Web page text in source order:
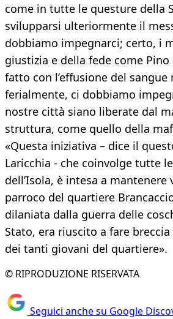
come in tutte le questure della
svilupparsi ulteriormente il
dobbiamo impegnarci; certo, i
giustizia e della fede come
fatto con l’effusione del
ferialmente, ci dobbiamo
nostre città siano liberate dal
struttura, come quello della
«Questa iniziativa – dice il
Laricchia - che coinvolge tutte
dell’Isola, è intesa a
parroco del quartiere
dilaniata dalla guerra delle
Stato, era riuscito a fare
dei tanti giovani del quartiere».
© RIPRODUZIONE RISERVATA
Seguici anche su Google